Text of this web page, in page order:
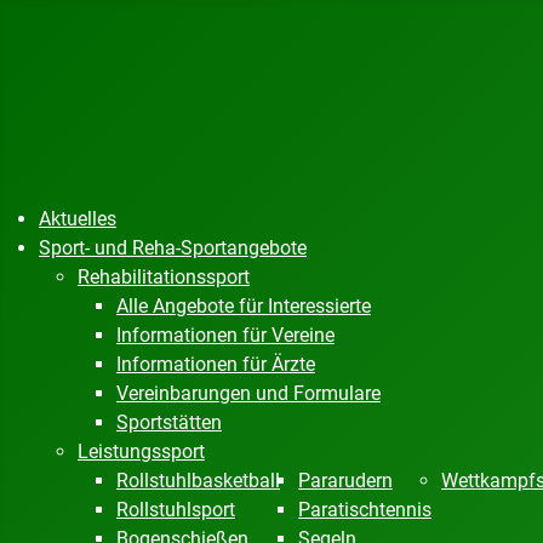
Aktuelles
Sport- und Reha-Sportangebote
Rehabilitationssport
Alle Angebote für Interessierte
Informationen für Vereine
Informationen für Ärzte
Vereinbarungen und Formulare
Sportstätten
Leistungssport
Rollstuhlbasketball
Rollstuhlsport
Pararudern
Paratischtennis